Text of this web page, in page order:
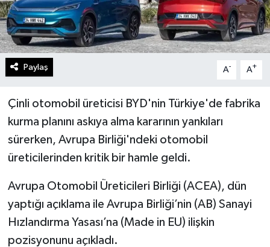
Paylaş A- A+
Çinli otomobil üreticisi BYD'nin Türkiye'de fabrika
kurma planını askıya alma kararının yankıları
sürerken, Avrupa Birliği'ndeki otomobil
üreticilerinden kritik bir hamle geldi.
Avrupa Otomobil Üreticileri Birliği (ACEA), dün
yaptığı açıklama ile Avrupa Birliği’nin (AB) Sanayi
Hızlandırma Yasası’na (Made in EU) ilişkin
pozisyonunu açıkladı.